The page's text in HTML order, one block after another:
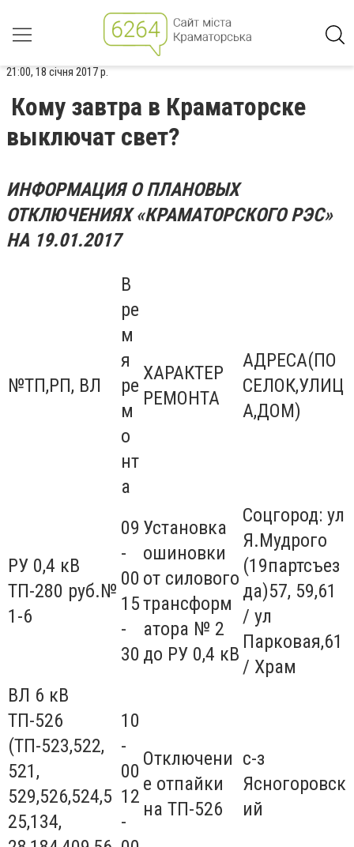
21:00, 18 січня 2017 р.
Кому завтра в Краматорске
выключат свет?
ИНФОРМАЦИЯ О ПЛАНОВЫХ
ОТКЛЮЧЕНИЯХ «КРАМАТОРСКОГО РЭС»
НА 19.01.2017
№ТП,РП, ВЛ
В
ре
м
я
ре
м
о
нт
а
ХАРАКТЕР
РЕМОНТА
АДРЕСА(ПО
СЕЛОК,УЛИЦ
А,ДОМ)
РУ 0,4 кВ
ТП-280 руб.№
1-6
09
-
00
15
-
30
Установка
ошиновки
от силового
трансформ
атора № 2
до РУ 0,4 кВ
Соцгород: ул
Я.Мудрого
(19партсъез
да)57, 59,61
/ ул
Парковая,61
/ Храм
ВЛ 6 кВ
ТП-526
(ТП-523,522,
521,
529,526,524,5
25,134,
10
-
00
12
-
Отключени
е отпайки
на ТП-526
с-з
Ясногоровск
ий